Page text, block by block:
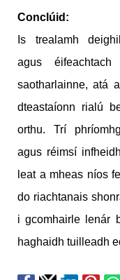
Conclúid:
Is trealamh
agus
saotharlainne, atá
dteastaíonn rialú
orthu. Trí
agus réimsí
leat a mheas níos
do riachtanais
i gcomhairle lenár
haghaidh tuilleadh